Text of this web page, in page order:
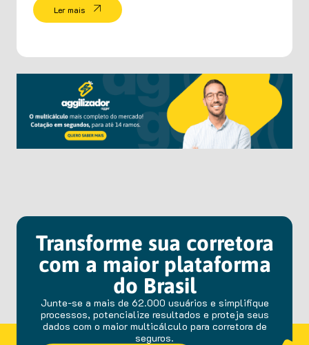
Ler mais
Transforme sua corretora
com a maior plataforma
do Brasil
Junte-se a mais de 62.000 usuários e simplifique
processos, potencialize resultados e proteja seus
dados com o maior multicálculo para corretora de
seguros.